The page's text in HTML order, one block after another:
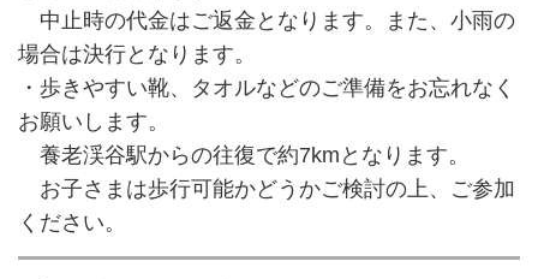
中止時の代金はご返金となります。また、小雨の
場合は決行となります。
・歩きやすい靴、タオルなどのご準備をお忘れなく
お願いします。
養老渓谷駅からの往復で約7kmとなります。
お子さまは歩行可能かどうかご検討の上、ご参加
ください。